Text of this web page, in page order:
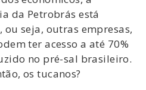
da Petrobrás está
seja, outras empresas,
ter acesso a até 70%
no pré-sal brasileiro.
os tucanos?